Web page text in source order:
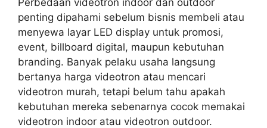
Perbedaan videotron indoor dan outdoor
penting dipahami sebelum bisnis membeli atau
menyewa layar LED display untuk promosi,
event, billboard digital, maupun kebutuhan
branding. Banyak pelaku usaha langsung
bertanya harga videotron atau mencari
videotron murah, tetapi belum tahu apakah
kebutuhan mereka sebenarnya cocok memakai
videotron indoor atau videotron outdoor.